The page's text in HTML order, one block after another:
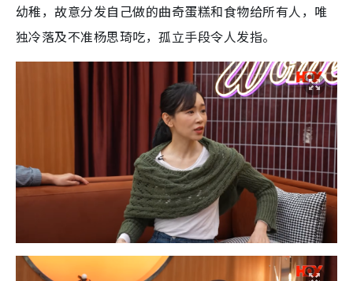
幼稚，故意分发自己做的曲奇蛋糕和食物给所有人，唯
独冷落及不准杨思琦吃，孤立手段令人发指。